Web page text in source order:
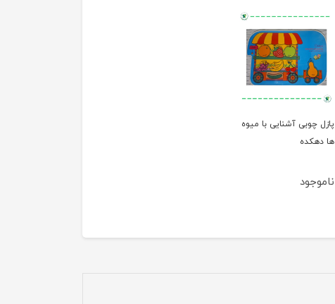
پازل چوبی آشنایی با میوه
ها دهکده
ناموجود